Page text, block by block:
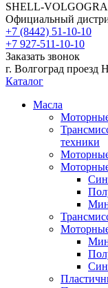
SHELL-
Официальный
+7 (8442) 51-10-10
+7 927-511-10-10
Заказать звонок
г. Волгоград проезд
Каталог
Масла
техники
Моторные
Моторные